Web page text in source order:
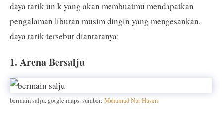
daya tarik unik yang akan membuatmu mendapatkan
pengalaman liburan musim dingin yang mengesankan,
daya tarik tersebut diantaranya:
1. Arena Bersalju
bermain salju. google maps. sumber: Muhamad Nur Husen